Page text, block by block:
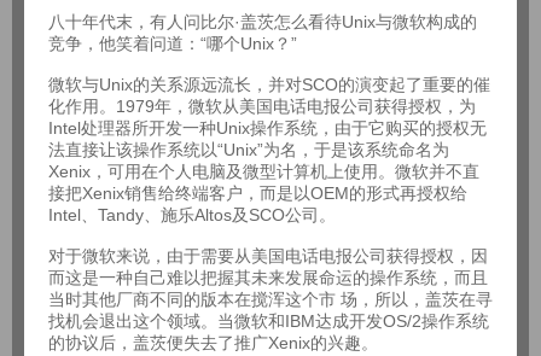
八十年代末，有人问比尔·盖茨怎么看待Unix与微软构成的
竞争，他笑着问道：“哪个Unix？”
微软与Unix的关系源远流长，并对SCO的演变起了重要的催
化作用。1979年，微软从美国电话电报公司获得授权，为
Intel处理器所开发一种Unix操作系统，由于它购买的授权无
法直接让该操作系统以“Unix”为名，于是该系统命名为
Xenix，可用在个人电脑及微型计算机上使用。微软并不直
接把Xenix销售给终端客户，而是以OEM的形式再授权给
Intel、Tandy、施乐Altos及SCO公司。
对于微软来说，由于需要从美国电话电报公司获得授权，因
而这是一种自己难以把握其未来发展命运的操作系统，而且
当时其他厂商不同的版本在搅浑这个市 场，所以，盖茨在寻
找机会退出这个领域。当微软和IBM达成开发OS/2操作系统
的协议后，盖茨便失去了推广Xenix的兴趣。